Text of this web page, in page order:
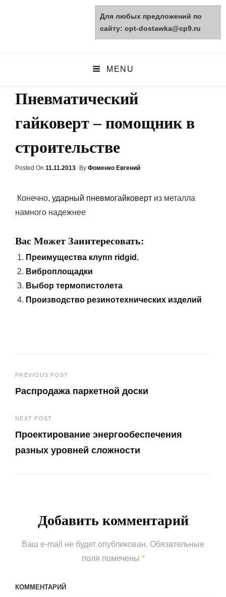
opt-dostawka.ru
MENU
Пневматический
гайковерт – помощник в
строительстве
Posted On Posted
11.11.2013 By Фоменко Евгений
Конечно, ударный пневмогайковерт из металла
намного надежнее
Вас Может Заинтересовать:
Преимущества клупп ridgid.
Виброплощадки
Выбор термопистолета
Производство резинотехнических изделий
Навигация
по
записям
PREVIOUS POST
Распродажа паркетной доски
Post
NEXT POST
Проектирование энергообеспечения
разных уровней сложности
Добавить комментарий
Ваш e-mail не будет опубликован. Обязательные
поля помечены *
КОММЕНТАРИЙ
Для любых предложений по
сайту: opt-dostawka@cp9.ru